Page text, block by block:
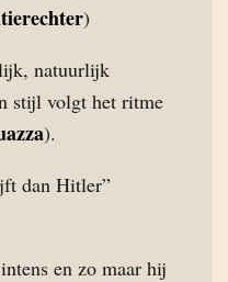
)
natuurlijk
stijl volgt het ritme
).
dan Hitler”
en zo maar hij